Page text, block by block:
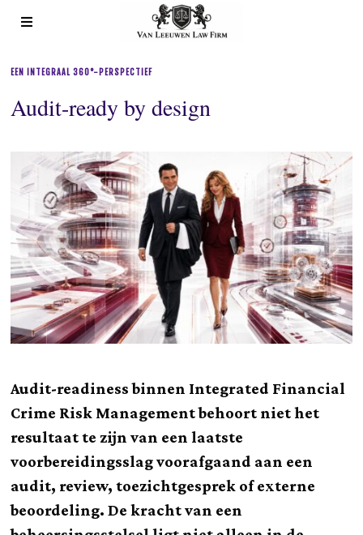
EEN INTEGRAAL 360°-PERSPECTIEF
Audit-ready by design
Audit-readiness binnen Integrated Financial
Crime Risk Management behoort niet het
resultaat te zijn van een laatste
voorbereidingsslag voorafgaand aan een
audit, review, toezichtgesprek of externe
beoordeling. De kracht van een